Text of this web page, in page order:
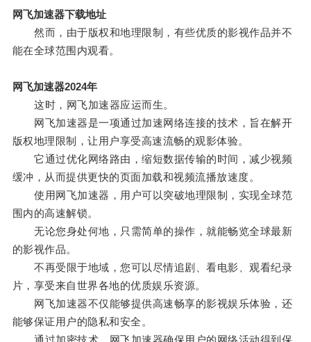
网飞加速器下载地址
然而，由于版权和地理限制，有些优质的影视作品并不
能在全球范围内观看。
网飞加速器2024年
这时，网飞加速器应运而生。
网飞加速器是一项通过加速网络连接的技术，旨在解开
版权地理限制，让用户享受高速流畅的观影体验。
它通过优化网络路由，缩短数据传输的时间，减少视频
缓冲，从而提供更快的页面加载和视频流播放速度。
使用网飞加速器，用户可以突破地理限制，实现全球范
围内的高速解锁。
无论您身处何地，只需简单的操作，就能畅览全球最新
的影视作品。
不再受限于地域，您可以尽情追剧、看电影、观看纪录
片，享受来自世界各地的优质娱乐资源。
网飞加速器不仅能够提供高速畅享的影视娱乐体验，还
能够保证用户的隐私和安全。